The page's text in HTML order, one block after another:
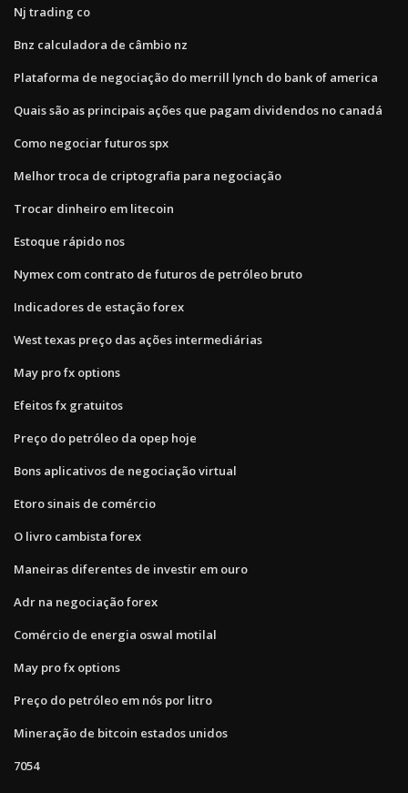
Nj trading co
Bnz calculadora de câmbio nz
Plataforma de negociação do merrill lynch do bank of america
Quais são as principais ações que pagam dividendos no canadá
Como negociar futuros spx
Melhor troca de criptografia para negociação
Trocar dinheiro em litecoin
Estoque rápido nos
Nymex com contrato de futuros de petróleo bruto
Indicadores de estação forex
West texas preço das ações intermediárias
May pro fx options
Efeitos fx gratuitos
Preço do petróleo da opep hoje
Bons aplicativos de negociação virtual
Etoro sinais de comércio
O livro cambista forex
Maneiras diferentes de investir em ouro
Adr na negociação forex
Comércio de energia oswal motilal
May pro fx options
Preço do petróleo em nós por litro
Mineração de bitcoin estados unidos
7054